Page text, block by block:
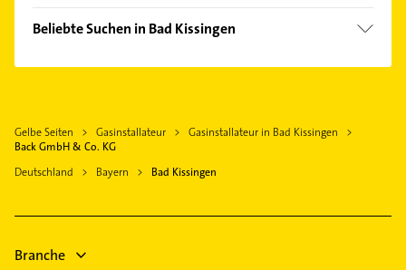
Burkardroth
Hammelburg
Stadtlauringen
Schweinfurt
Bad Brückenau
Schonungen
Beliebte Suchen in Bad Kissingen
Schreiner
Krankengymnastik
Immobilienmakler
Gelbe Seiten Gasinstallateur
Gasinstallateur in Bad Kissingen
Back GmbH & Co. KG
Deutschland
Bayern Bad Kissingen
Branche